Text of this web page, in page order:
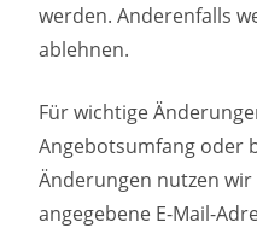
werden. Anderenfalls
ablehnen.
Für wichtige
Angebotsumfang oder
Änderungen nutzen
angegebene E-Mail-